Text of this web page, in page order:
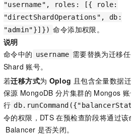
"username", roles: [{ role:
"directShardOperations", db:
"admin"}]}) 命令添加权限。
说明
命令中的 username 需要替换为迁移任
Shard 账号。
若迁移方式为 Oplog 且包含全量数据迁
保源 MongoDB 分片集群的 Mongos 账
行
令的权限，DTS 在预检查阶段将通过该命
Balancer 是否关闭。